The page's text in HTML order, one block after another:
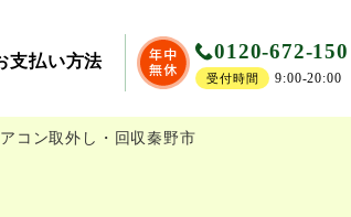
支払い方法 0120-672-150
受付時間 9:00-20:00
コン取外し・回収秦野市